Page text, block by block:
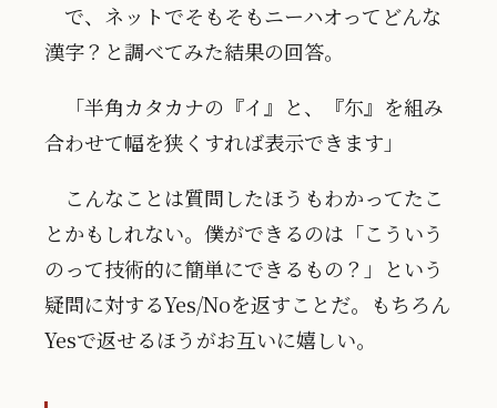
で、ネットでそもそもニーハオってどんな
漢字？と調べてみた結果の回答。
「半角カタカナの『イ』と、『尓』を組み
合わせて幅を狭くすれば表示できます」
こんなことは質問したほうもわかってたこ
とかもしれない。僕ができるのは「こういう
のって技術的に簡単にできるもの？」という
疑問に対するYes/Noを返すことだ。もちろん
Yesで返せるほうがお互いに嬉しい。